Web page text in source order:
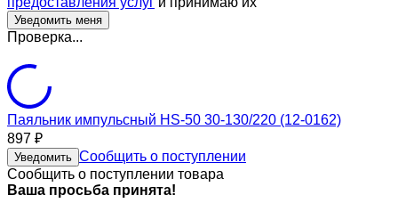
Проверка...
Паяльник импульсный HS-50 30-130/220 (12-0162)
897 ₽
Уведомить Сообщить о поступлении
Сообщить о поступлении товара
Ваша просьба принята!